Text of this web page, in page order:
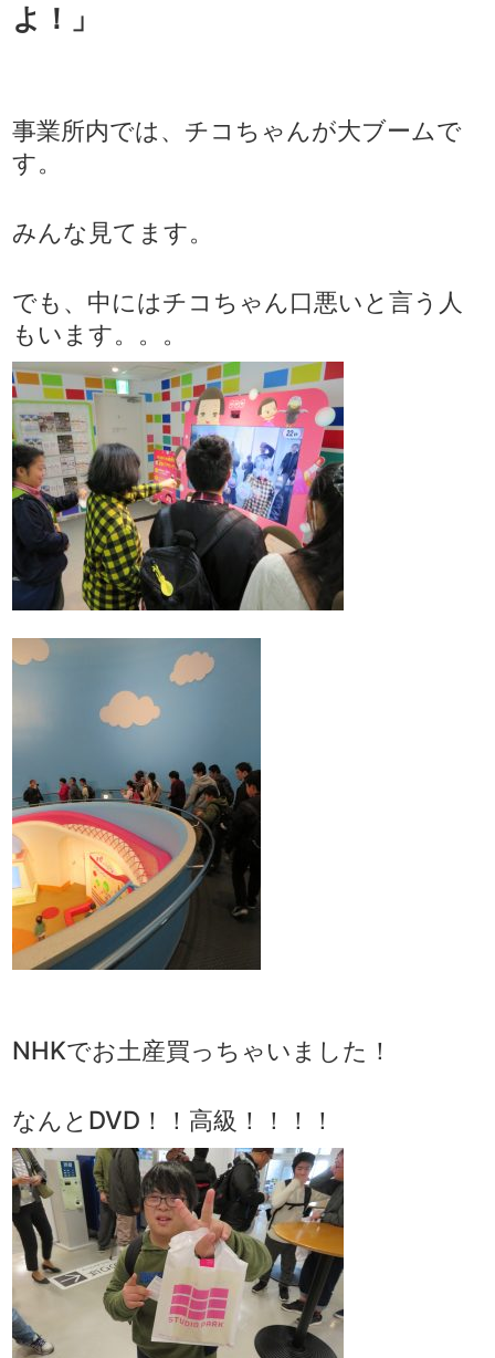
よ！」
事業所内では、チコちゃんが大ブームで
す。
みんな見てます。
でも、中にはチコちゃん口悪いと言う人
もいます。。。
NHKでお土産買っちゃいました！
なんとDVD！！高級！！！！